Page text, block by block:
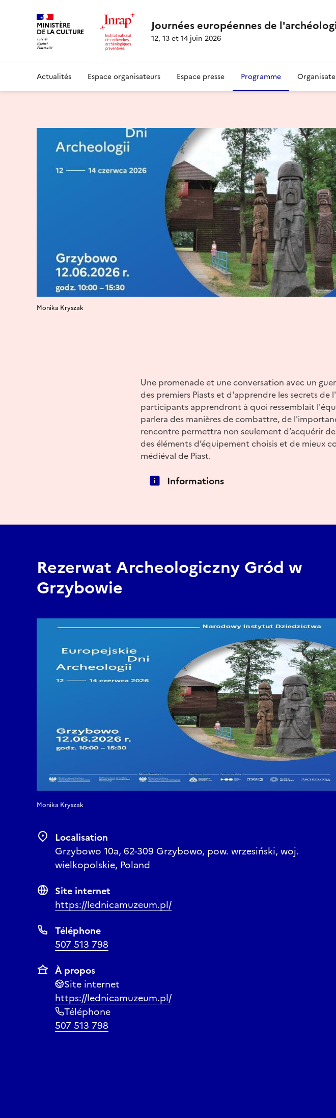
MINISTÈRE
DE LA CULTURE Journées européennes de
12, 13 et 14 juin 2026
Actualités Espace organisateurs Espace presse Programme
Monika Kryszak
Une promenade et une conversation avec un
des premiers Piasts et d'apprendre les secrets
participants apprendront à quoi ressemblait
parlera des manières de combattre, de
rencontre permettra non seulement d’acquérir
des éléments d’équipement choisis et de mieux
médiéval de Piast.
Informations
Rezerwat Archeologiczny Gród w
Grzybowie
Monika Kryszak
Localisation
Grzybowo 10a, 62-309 Grzybowo, pow. wrzesiński, woj.
wielkopolskie, Poland
Site internet
https://lednicamuzeum.pl/
Téléphone
507 513 798
À propos
Site internet
https://lednicamuzeum.pl/
Téléphone
507 513 798